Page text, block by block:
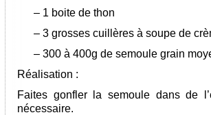
– 1 boite de thon
– 3 grosses cuillères à soupe de
– 300 à 400g de semoule grain
Réalisation :
Faites gonfler la semoule dans de
nécessaire.